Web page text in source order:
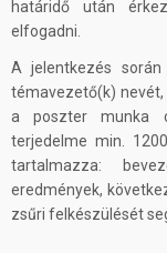
határidő után
elfogadni.
A jelentkezés
témavezető(k)
a poszter munka
terjedelme min.
tartalmazza:
eredmények,
zsűri felkészülését